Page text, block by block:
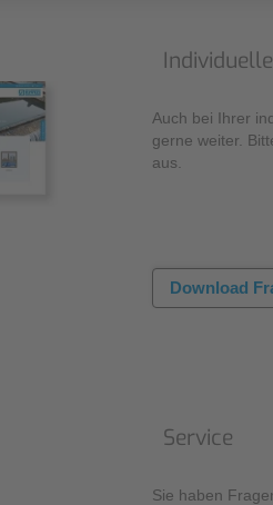
Auch bei Ihrer
gerne weiter.
aus.
Download
Service
Sie haben